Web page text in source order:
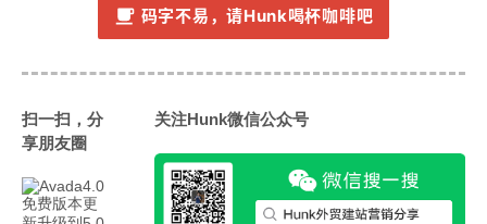
码字不易，请Hunk喝杯咖啡吧
扫一扫，分
享朋友圈
关注Hunk微信公众号